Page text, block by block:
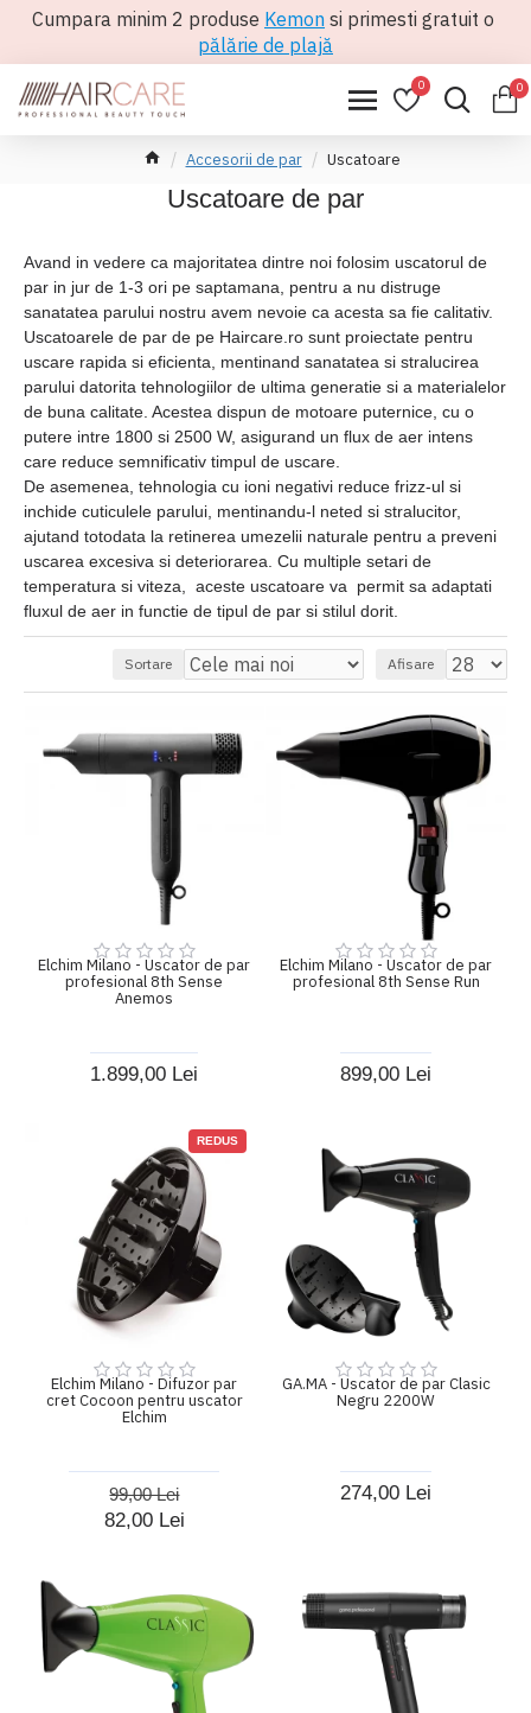
Cumpara minim 2 produse Kemon si primesti gratuit o
pălărie de plajă
0 0
Accesorii de par Uscatoare
Uscatoare de par
Avand in vedere ca majoritatea dintre noi folosim uscatorul de
par in jur de 1-3 ori pe saptamana, pentru a nu distruge
sanatatea parului nostru avem nevoie ca acesta sa fie calitativ.
Uscatoarele de par de pe Haircare.ro sunt proiectate pentru
uscare rapida si eficienta, mentinand sanatatea si stralucirea
parului datorita tehnologiilor de ultima generatie si a materialelor
de buna calitate. Acestea dispun de motoare puternice, cu o
putere intre 1800 si 2500 W, asigurand un flux de aer intens
care reduce semnificativ timpul de uscare.
De asemenea, tehnologia cu ioni negativi reduce frizz-ul si
inchide cuticulele parului, mentinandu-l neted si stralucitor,
ajutand totodata la retinerea umezelii naturale pentru a preveni
uscarea excesiva si deteriorarea. Cu multiple setari de
temperatura si viteza, aceste uscatoare va permit sa adaptati
fluxul de aer in functie de tipul de par si stilul dorit.
Sortare Afisare
Elchim Milano - Uscator de par
profesional 8th Sense
Anemos
1.899,00 Lei
Elchim Milano - Uscator de par
profesional 8th Sense Run
899,00 Lei
REDUS
Elchim Milano - Difuzor par
cret Cocoon pentru uscator
Elchim
82,00 Lei
99,00 Lei
GA.MA - Uscator de par Clasic
Negru 2200W
274,00 Lei